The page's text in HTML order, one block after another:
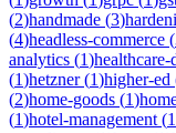
(2)handmade (3)
(4)headless-commerce (
analytics (1)healthcare-
(1)hetzner(1)higher-ed
(2)home-goods (1)
(1)hotel-management (1